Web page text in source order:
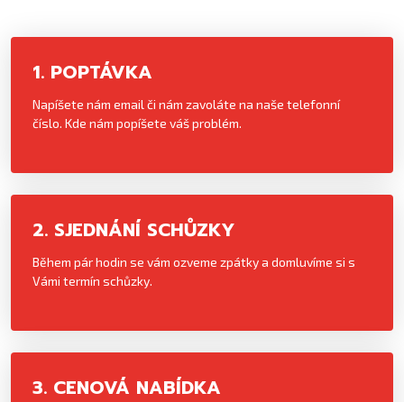
1. POPTÁVKA
Napíšete nám email či nám zavoláte na naše telefonní
číslo. Kde nám popíšete váš problém.
2. SJEDNÁNÍ SCHŮZKY
Během pár hodin se vám ozveme zpátky a domluvíme si s
Vámi termín schůzky.
3. CENOVÁ NABÍDKA